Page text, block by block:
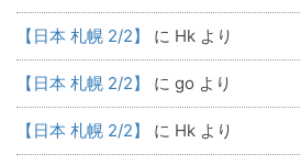
【日本 札幌 2/2】 に Hk より
【日本 札幌 2/2】 に go より
【日本 札幌 2/2】 に Hk より